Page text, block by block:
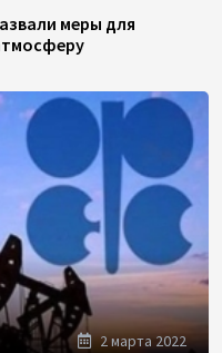
меры для
2 марта 2022